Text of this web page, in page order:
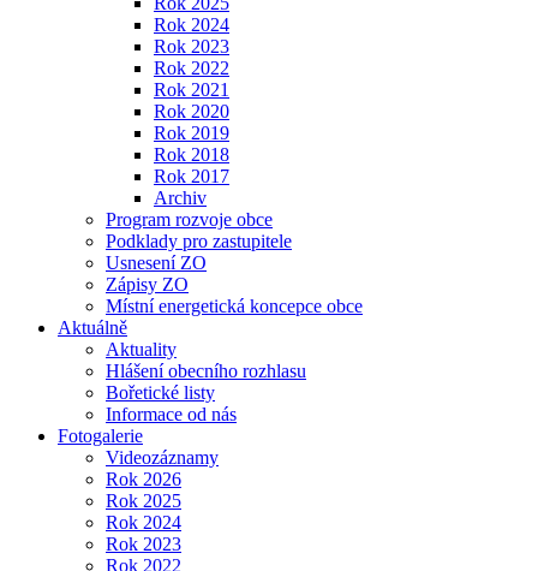
Rok 2024
Rok 2023
Rok 2022
Rok 2021
Rok 2020
Rok 2019
Rok 2018
Rok 2017
Archiv
Program rozvoje obce
Podklady pro zastupitele
Usnesení ZO
Zápisy ZO
Místní energetická koncepce obce
Aktuálně
Aktuality
Hlášení obecního rozhlasu
Bořetické listy
Informace od nás
Fotogalerie
Videozáznamy
Rok 2026
Rok 2025
Rok 2024
Rok 2023
Rok 2022